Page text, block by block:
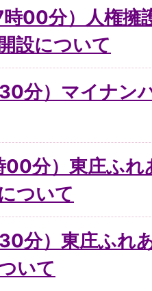
時00分）人権擁
設について
30分）マイナン
00分）東庄ふ
ついて
30分）東庄ふれ
いて